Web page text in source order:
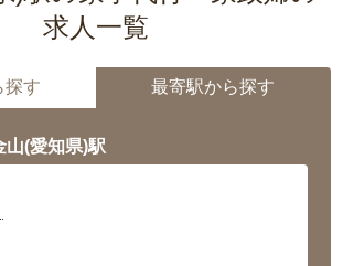
求人一覧
探す 最寄駅から探す
山(愛知県)駅